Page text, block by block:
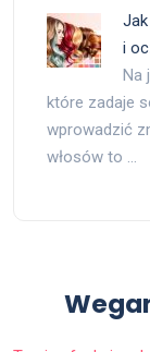
i
Na
które zadaje
wprowadzić
włosów to …